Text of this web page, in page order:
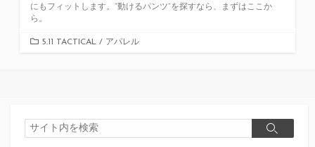
にもフィットします。“動けるパンツ”を探すなら、まずはここか
ら。
カ
5.11 TACTICAL / アパレル
検
索
検